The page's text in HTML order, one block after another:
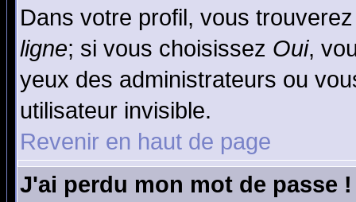
Dans votre profil, vous
ligne; si vous choisissez Oui,
yeux des administrateurs ou
utilisateur invisible.
Revenir en haut de page
J'ai perdu mon mot de passe !